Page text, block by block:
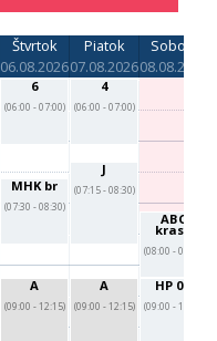
Štvrtok
06.08.2026
Piatok
07.08.2026
Sobota
08.08.2026
6
(06:00 - 07:00)
MHK br
(07:30 - 08:30)
A
(09:00 - 12:15)
4
(06:00 - 07:00)
J
(07:15 - 08:30)
A
(09:00 - 12:15)
ABC
kraso
(08:00 - 09:00)
HP 0-1
(09:00 - 10:15)